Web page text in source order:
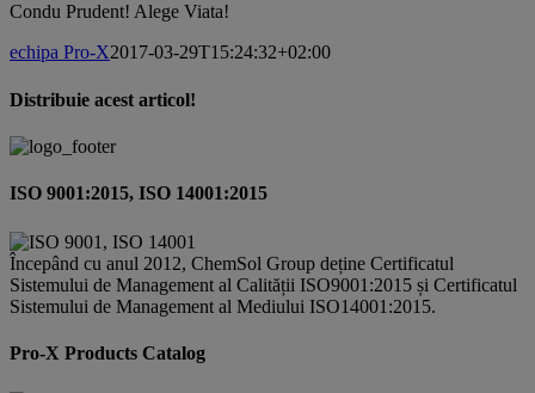
Condu Prudent! Alege Viata!
echipa Pro-X2017-03-29T15:24:32+02:00
Distribuie acest articol!
Facebook
X
Pinterest
Email
ISO 9001:2015, ISO 14001:2015
Începând cu anul 2012, ChemSol Group deține Certificatul
Sistemului de Management al Calității ISO9001:2015 și Certificatul
Sistemului de Management al Mediului ISO14001:2015.
Pro-X Products Catalog